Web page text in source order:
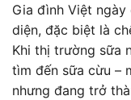
Gia đình Việt
diện, đặc biệt là
Khi thị trường sữa
tìm đến sữa cừu –
nhưng đang trở